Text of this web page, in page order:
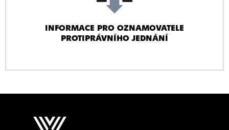
INFORMACE PRO OZNAMOVATELE
PROTIPRÁVNÍHO JEDNÁNÍ